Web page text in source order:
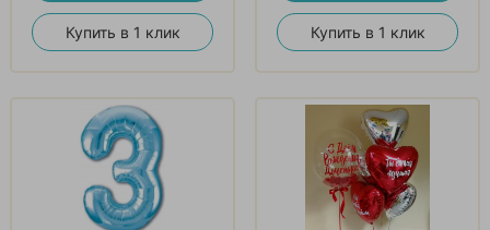
Купить в 1 клик Купить в 1 клик